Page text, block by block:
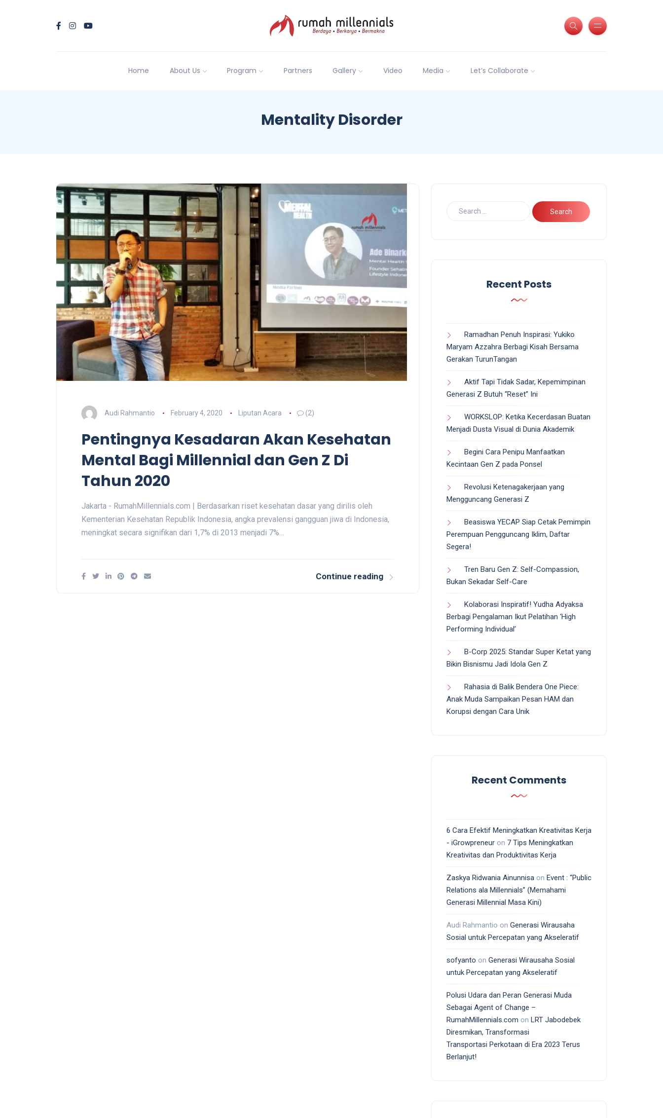
Home About Us Program Partners Gallery Video Media Let’s Collaborate
Mentality Disorder
Audi Rahmantio February 4, 2020 Liputan Acara (2)
Pentingnya Kesadaran Akan Kesehatan
Mental Bagi Millennial dan Gen Z Di
Tahun 2020
Jakarta - RumahMillennials.com | Berdasarkan riset kesehatan dasar yang dirilis oleh
Kementerian Kesehatan Republik Indonesia, angka prevalensi gangguan jiwa di Indonesia,
meningkat secara signifikan dari 1,7% di 2013 menjadi 7%…
Continue reading
Recent Posts
Ramadhan Penuh Inspirasi: Yukiko
Maryam Azzahra Berbagi Kisah Bersama
Gerakan TurunTangan
Aktif Tapi Tidak Sadar, Kepemimpinan
Generasi Z Butuh “Reset” Ini
WORKSLOP: Ketika Kecerdasan Buatan
Menjadi Dusta Visual di Dunia Akademik
Begini Cara Penipu Manfaatkan
Kecintaan Gen Z pada Ponsel
Revolusi Ketenagakerjaan yang
Mengguncang Generasi Z
Beasiswa YECAP Siap Cetak Pemimpin
Perempuan Pengguncang Iklim, Daftar
Segera!
Tren Baru Gen Z: Self-Compassion,
Bukan Sekadar Self-Care
Kolaborasi Inspiratif! Yudha Adyaksa
Berbagi Pengalaman Ikut Pelatihan ‘High
Performing Individual’
B-Corp 2025: Standar Super Ketat yang
Bikin Bisnismu Jadi Idola Gen Z
Rahasia di Balik Bendera One Piece:
Anak Muda Sampaikan Pesan HAM dan
Korupsi dengan Cara Unik
Recent Comments
6 Cara Efektif Meningkatkan Kreativitas Kerja
- iGrowpreneur on 7 Tips Meningkatkan
Kreativitas dan Produktivitas Kerja
Zaskya Ridwania Ainunnisa on Event : “Public
Relations ala Millennials” (Memahami
Generasi Millennial Masa Kini)
Audi Rahmantio on Generasi Wirausaha
Sosial untuk Percepatan yang Akseleratif
sofyanto on Generasi Wirausaha Sosial
untuk Percepatan yang Akseleratif
Polusi Udara dan Peran Generasi Muda
Sebagai Agent of Change –
RumahMillennials.com on LRT Jabodebek
Diresmikan, Transformasi
Transportasi Perkotaan di Era 2023 Terus
Berlanjut!